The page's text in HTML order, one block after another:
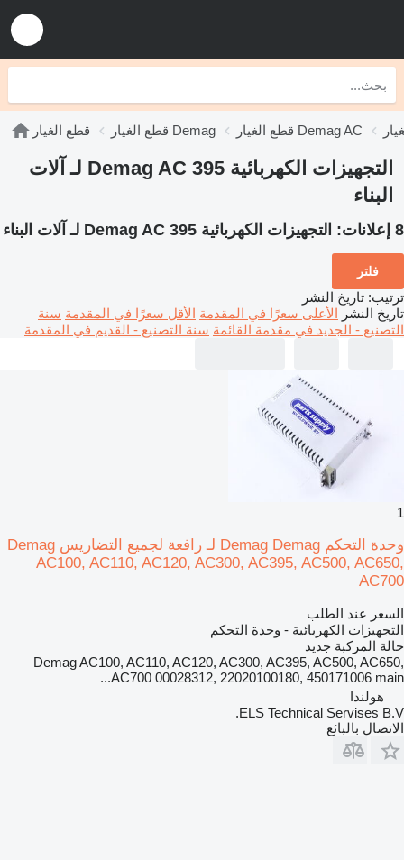
قطع الغيار قطع الغيار Demag قطع الغيار Demag AC
التجهيزات الكهربائية Demag AC 395 لـ آلات
البناء
8 إعلانات: التجهيزات الكهربائية Demag AC 395 لـ آلات البناء
فلتر
ترتيب: تاريخ النشر
تاريخ النشر الأعلى سعرًا في المقدمة الأقل سعرًا في المقدمة سنة
التصنيع - الجديد في مقدمة القائمة سنة التصنيع - القديم في المقدمة
1
وحدة التحكم Demag Demag لـ رافعة لجميع التضاريس Demag
AC100, AC110, AC120, AC300, AC395, AC500, AC650,
AC700
السعر عند الطلب
التجهيزات الكهربائية - وحدة التحكم
حالة المركبة جديد
Demag AC100, AC110, AC120, AC300, AC395, AC500, AC650,
AC700 00028312, 22020100180, 450171006 main...
هولندا
ELS Technical Servises B.V.
الاتصال بالبائع